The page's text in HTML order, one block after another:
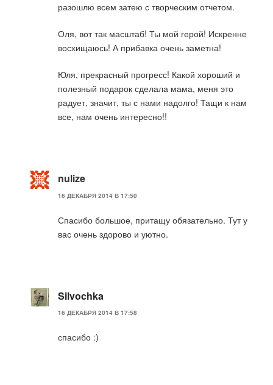
разошлю всем затею с творческим отчетом.
Оля, вот так масштаб! Ты мой герой! Искренне
восхищаюсь! А прибавка очень заметна!
Юля, прекрасный прогресс! Какой хороший и
полезный подарок сделала мама, меня это
радует, значит, ты с нами надолго! Тащи к нам
все, нам очень интересно!!
nulize
16 ДЕКАБРЯ 2014 В 17:50
Спасибо большое, притащу обязательно. Тут у
вас очень здорово и уютно.
Silvochka
16 ДЕКАБРЯ 2014 В 17:58
спасибо :)